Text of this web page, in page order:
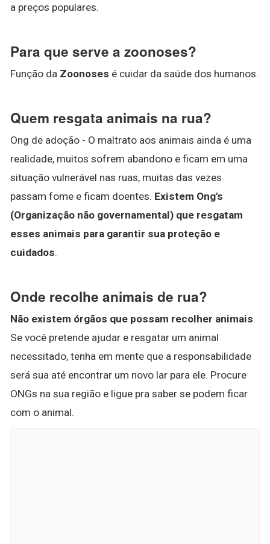
a preços populares.
Para que serve a zoonoses?
Função da Zoonoses é cuidar da saúde dos humanos.
Quem resgata animais na rua?
Ong de adoção - O maltrato aos animais ainda é uma
realidade, muitos sofrem abandono e ficam em uma
situação vulnerável nas ruas, muitas das vezes
passam fome e ficam doentes. Existem Ong's
(Organização não governamental) que resgatam
esses animais para garantir sua proteção e
cuidados.
Onde recolhe animais de rua?
Não existem órgãos que possam recolher animais.
Se você pretende ajudar e resgatar um animal
necessitado, tenha em mente que a responsabilidade
será sua até encontrar um novo lar para ele. Procure
ONGs na sua região e ligue pra saber se podem ficar
com o animal.